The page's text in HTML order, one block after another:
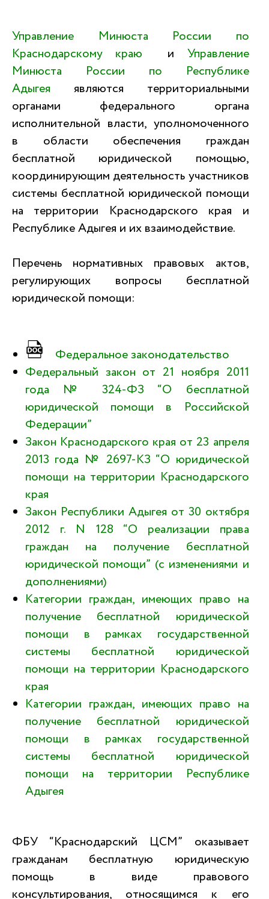
Управление Минюста России по
Краснодарскому краю
и Управление
Минюста России по Республике
Адыгея являются территориальными
органами федерального органа
исполнительной власти, уполномоченного
в области обеспечения граждан
бесплатной юридической помощью,
координирующим деятельность участников
системы бесплатной юридической помощи
на территории Краснодарского края и
Республике Адыгея и их взаимодействие.
Перечень нормативных правовых актов,
регулирующих вопросы бесплатной
юридической помощи:
Федеральное законодательство
Федеральный закон от 21 ноября 2011
года № 324-ФЗ “О бесплатной
юридической помощи в Российской
Федерации”
Закон Краснодарского края от 23 апреля
2013 года № 2697-КЗ “О юридической
помощи на территории Краснодарского
края
Закон Республики Адыгея от 30 октября
2012 г. N 128 “О реализации права
граждан на получение бесплатной
юридической помощи” (с изменениями и
дополнениями)
Категории граждан, имеющих право на
получение бесплатной юридической
помощи в рамках государственной
системы бесплатной юридической
помощи на территории Краснодарского
края
Категории граждан, имеющих право на
получение бесплатной юридической
помощи в рамках государственной
системы бесплатной юридической
помощи на территории Республике
Адыгея
ФБУ “Краснодарский ЦСМ” оказывает
гражданам бесплатную юридическую
помощь в виде правового
консультирования, относящимся к его